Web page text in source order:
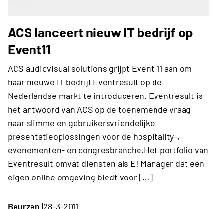
ACS lanceert nieuw IT bedrijf op
Event11
ACS audiovisual solutions grijpt Event 11 aan om
haar nieuwe IT bedrijf Eventresult op de
Nederlandse markt te introduceren. Eventresult is
het antwoord van ACS op de toenemende vraag
naar slimme en gebruikersvriendelijke
presentatieoplossingen voor de hospitality-,
evenementen- en congresbranche.Het portfolio van
Eventresult omvat diensten als E! Manager dat een
eigen online omgeving biedt voor […]
Beurzen |28-3-2011